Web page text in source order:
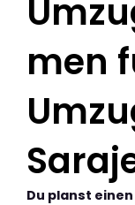
men
Du planst